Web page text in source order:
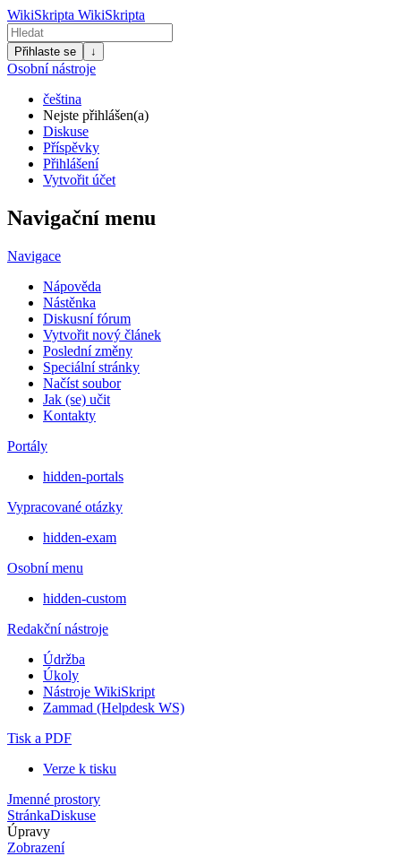
WikiSkripta WikiSkripta
Přihlaste se ↓
Osobní nástroje
čeština
Nejste přihlášen(a)
Diskuse
Příspěvky
Přihlášení
Vytvořit účet
Navigační menu
Navigace
Nápověda
Nástěnka
Diskusní fórum
Vytvořit nový článek
Poslední změny
Speciální stránky
Načíst soubor
Jak (se) učit
Kontakty
Portály
hidden-portals
Vypracované otázky
hidden-exam
Osobní menu
hidden-custom
Redakční nástroje
Údržba
Úkoly
Nástroje WikiSkript
Zammad (Helpdesk WS)
Tisk a PDF
Verze k tisku
Jmenné prostory
StránkaDiskuse
Úpravy
Zobrazení